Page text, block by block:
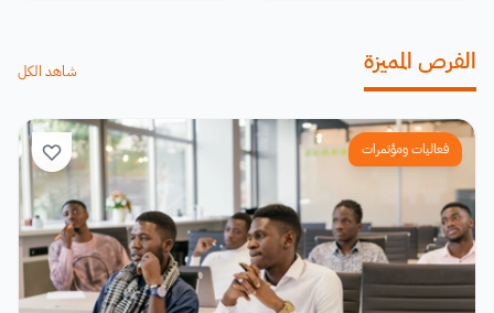
الفرص المميزة شاهد الكل
فعاليات ومؤتمرات